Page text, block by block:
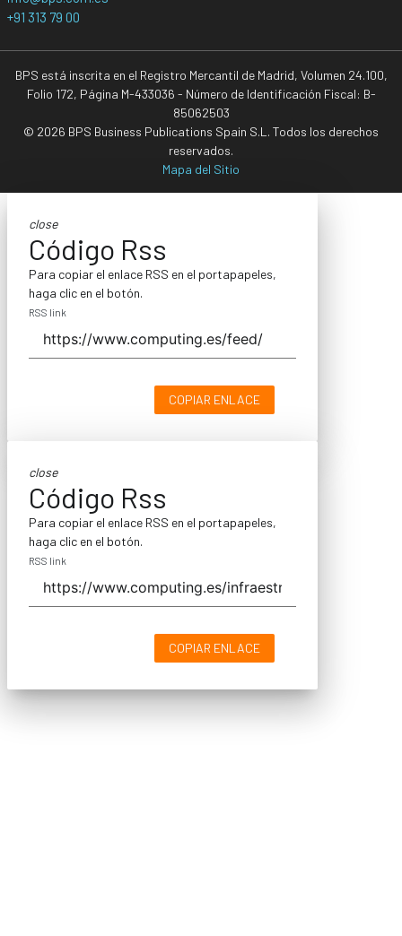
+91 313 79 00
BPS está inscrita en el Registro Mercantil de Madrid, Volumen 24.100,
Folio 172, Página M-433036 - Número de Identificación Fiscal: B-
85062503
© 2026 BPS Business Publications Spain S.L. Todos los derechos
reservados.
Mapa del Sitio
close
Código Rss
Para copiar el enlace RSS en el portapapeles,
haga clic en el botón.
RSS link
COPIAR ENLACE
close
Código Rss
Para copiar el enlace RSS en el portapapeles,
haga clic en el botón.
RSS link
COPIAR ENLACE